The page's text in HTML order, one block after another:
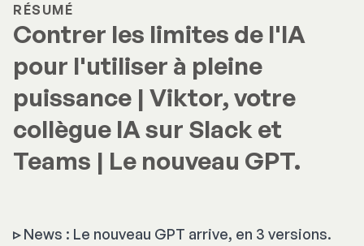
RÉSUMÉ
Contrer les limites de l'IA
pour l'utiliser à pleine
puissance | Viktor, votre
collègue IA sur Slack et
Teams | Le nouveau GPT.
▹News : Le nouveau GPT arrive, en 3 versions.